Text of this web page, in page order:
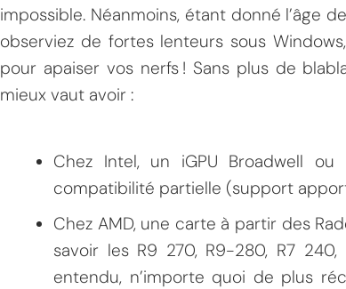
impossible. Néanmoins, étant donné l’âge
observiez de fortes lenteurs sous
pour apaiser vos nerfs ! Sans plus de
mieux vaut avoir :
Chez Intel, un iGPU Broadwell
compatibilité partielle (support
Chez AMD, une carte à partir des
savoir les R9 270, R9-280, R7
entendu, n’importe quoi de plus